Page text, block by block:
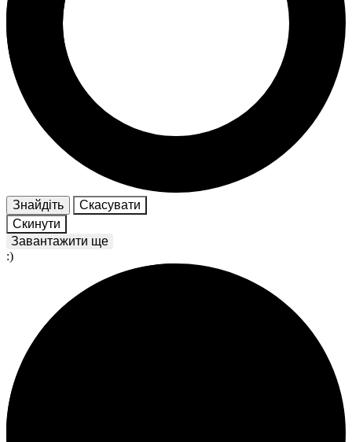
Знайдіть
Скасувати
Скинути
Завантажити ще
:)